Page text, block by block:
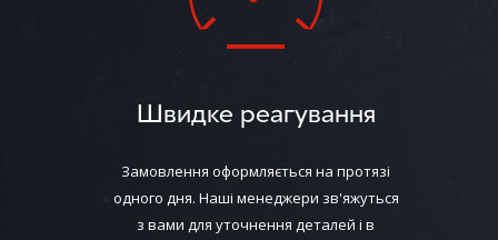
Швидке реагування
Замовлення оформляється на протязі
одного дня. Наші менеджери зв'яжуться
з вами для уточнення деталей і в